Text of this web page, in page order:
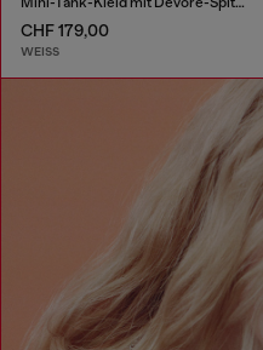
CHF 179,00
WEISS